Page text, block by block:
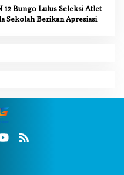
12 Bungo Lulus Seleksi Atlet
Sekolah Berikan Apresiasi